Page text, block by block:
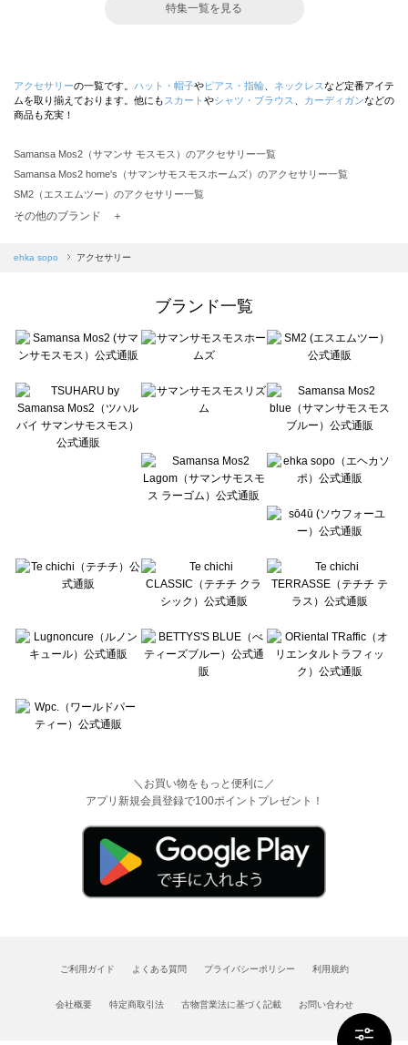
特集一覧を見る
アクセサリーの一覧です。 ハット・帽子やピアス・指輪 ネックレスなど定番アイテ
ムを取り揃えております。他にも スカート やシャツ・ブラウス カーディガンなどの
商品も充実！
Samansa Mos2（サマンサ モスモス）のアクセサリー一覧
Samansa Mos2 home's（サマンサモスモスホームズ）のアクセサリー一覧
SM2（エスエムツー）のアクセサリー一覧
TSUHARU by Samansa Mos2（ツハルバイサマンサモスモス）のアクセサリー一覧
Samansa Mos2 blue（サマンサモスモス ブルー）のアクセサリー一覧
sō4ū（ソウフォーユー）のアクセサリー一覧
Te chichi（テチチ）のアクセサリー一覧
Te chichi CLASSIC（テチチ クラシック）のアクセサリー一覧
Lugnoncure（ルノンキュール）のアクセサリー一覧
BETTY'S BLUE（べティーズブルー）のアクセサリー一覧
Wpc.（ワールドパーティー）のアクセサリー一覧
その他のブランド ＋
ehka sopo アクセサリー
ブランド一覧
＼お買い物をもっと便利に／
アプリ新規会員登録で100ポイントプレゼント！
ご利用ガイド よくある質問 プライバシーポリシー 利用規約
会社概要 特定商取引法 古物営業法に基づく記載 お問い合わせ